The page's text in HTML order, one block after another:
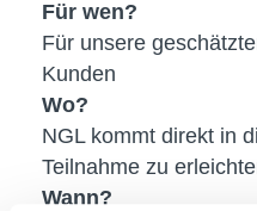
Für wen?
Für unsere
Kunden
Wo?
NGL kommt direkt in
Teilnahme zu
Wann?